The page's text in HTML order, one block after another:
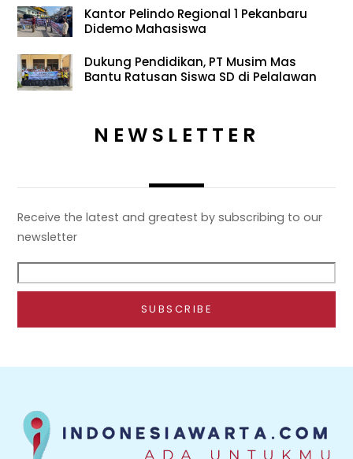
Kantor Pelindo Regional 1 Pekanbaru
Didemo Mahasiswa
Dukung Pendidikan, PT Musim Mas
Bantu Ratusan Siswa SD di Pelalawan
NEWSLETTER
Receive the latest and greatest by subscribing to our
newsletter